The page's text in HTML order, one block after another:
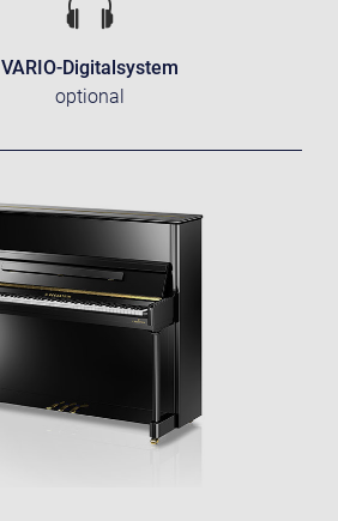
VARIO-Digitalsystem
optional